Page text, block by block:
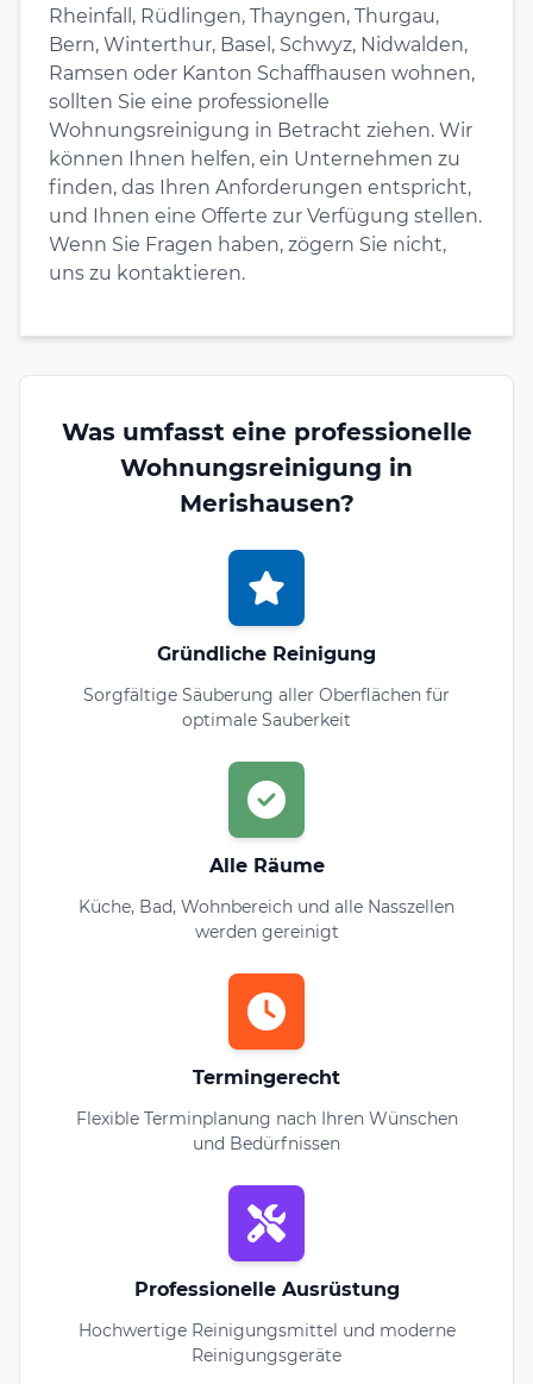
Rheinfall, Rüdlingen, Thayngen, Thurgau,
Bern, Winterthur, Basel, Schwyz, Nidwalden,
Ramsen oder Kanton Schaffhausen wohnen,
sollten Sie eine professionelle
Wohnungsreinigung in Betracht ziehen. Wir
können Ihnen helfen, ein Unternehmen zu
finden, das Ihren Anforderungen entspricht,
und Ihnen eine Offerte zur Verfügung stellen.
Wenn Sie Fragen haben, zögern Sie nicht,
uns zu kontaktieren.
Was umfasst eine professionelle
Wohnungsreinigung in
Merishausen?
Gründliche Reinigung
Sorgfältige Säuberung aller Oberflächen für
optimale Sauberkeit
Alle Räume
Küche, Bad, Wohnbereich und alle Nasszellen
werden gereinigt
Termingerecht
Flexible Terminplanung nach Ihren Wünschen
und Bedürfnissen
Professionelle Ausrüstung
Hochwertige Reinigungsmittel und moderne
Reinigungsgeräte